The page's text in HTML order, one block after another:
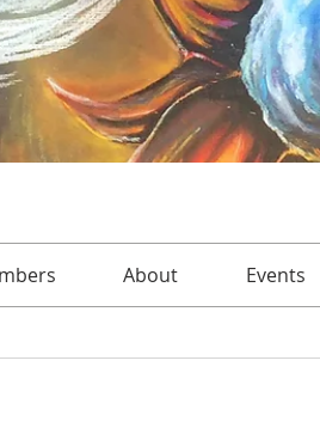
About Events